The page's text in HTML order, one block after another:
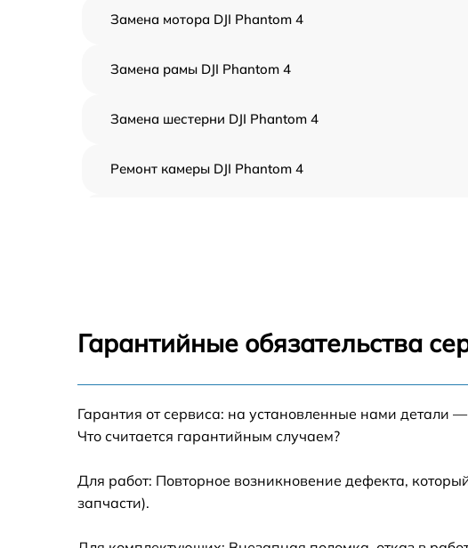
Замена мотора DJI Phantom 4
Замена рамы DJI Phantom 4
Замена шестерни DJI Phantom 4
Ремонт камеры DJI Phantom 4
Замена GPS-модуля DJI Phantom 4
Гарантийные обязательства
Гарантия от сервиса: на установленные нами детали
Что считается гарантийным случаем?
Для работ: Повторное возникновение дефекта,
запчасти).